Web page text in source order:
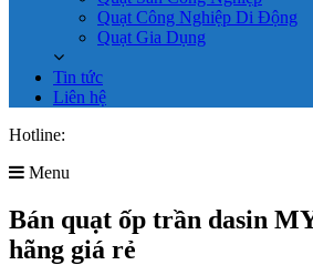
Quạt Công Nghiệp Di Động
Quạt Gia Dụng
Tin tức
Liên hệ
Hotline:
Menu
Bán quạt ốp trần dasin
hãng giá rẻ